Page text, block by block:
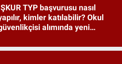
TYP başvurusu nasıl
kimler katılabilir? Okul
alımında yeni